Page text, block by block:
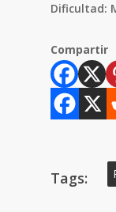
Dificultad:
Compartir
Tags: